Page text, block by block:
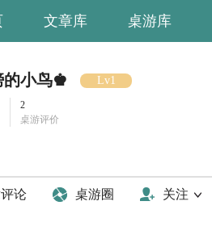
文章库 桌游库
的小鸟♚ Lv1
2
桌游评价
论 桌游圈 关注